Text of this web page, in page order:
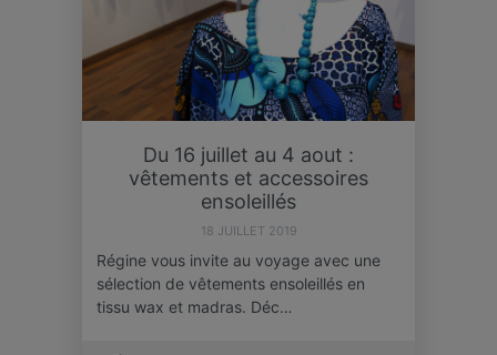
Du 16 juillet au 4 aout :
vêtements et accessoires
ensoleillés
18 JUILLET 2019
Régine vous invite au voyage avec une
sélection de vêtements ensoleillés en
tissu wax et madras. Déc…